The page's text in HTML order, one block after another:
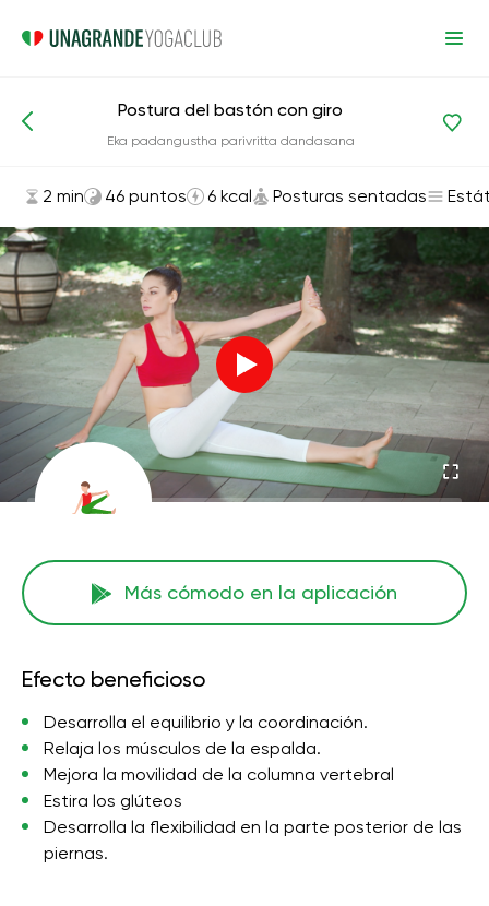
Asanas y ejercicios Posturas sentadas
Postura del bastón con giro
Eka padangustha parivritta dandasana
2 min 46 puntos 6 kcal Posturas sentadas
Más cómodo en la aplicación
Efecto beneficioso
Desarrolla el equilibrio y la coordinación.
Relaja los músculos de la espalda.
Mejora la movilidad de la columna vertebral
Estira los glúteos
Desarrolla la flexibilidad en la parte posterior de las
piernas.